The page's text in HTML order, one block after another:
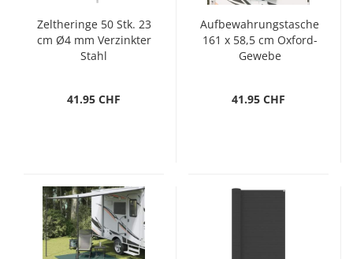
Zeltheringe 50 Stk. 23
cm Ø4 mm Verzinkter
Stahl
41.95 CHF
Aufbewahrungstasche
161 x 58,5 cm Oxford-
Gewebe
41.95 CHF